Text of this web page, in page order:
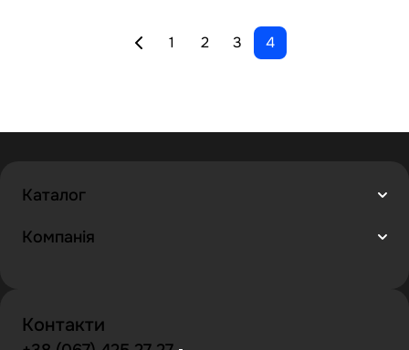
1 2 3 4
Каталог
Компанія
Контакти